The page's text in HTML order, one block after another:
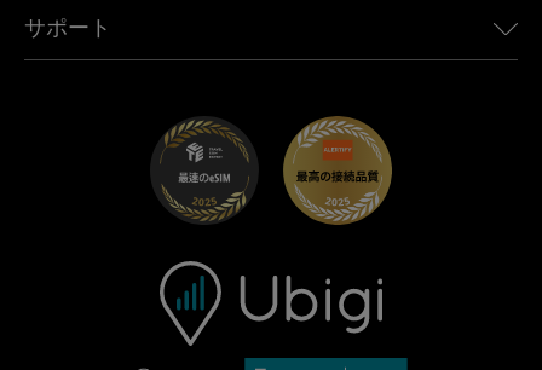
Mini向けUbigi
Maserati向けUbigi
Ubigiアプリ
アフェリエイトプログラム
サポート
トラブルシューティング
ヘルプセンター
お問い合わせ先